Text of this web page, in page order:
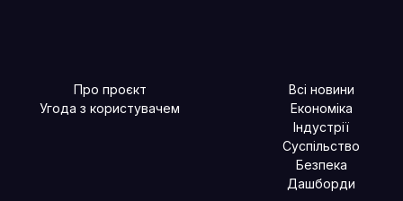
Про проєкт
Угода з користувачем
Всі новини
Економіка
Індустрії
Суспільство
Безпека
Дашборди